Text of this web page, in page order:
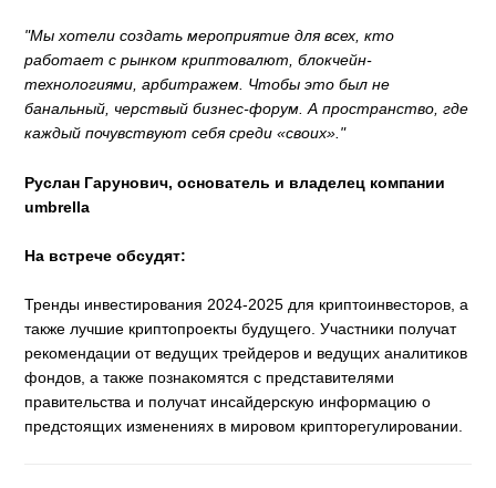
"Мы хотели создать мероприятие для всех, кто
работает с рынком криптовалют, блокчейн-
технологиями, арбитражем. Чтобы это был не
банальный, черствый бизнес-форум. А пространство, где
каждый почувствуют себя среди «своих»."
Руслан Гарунович, основатель и владелец компании
umbrella
На встрече обсудят:
Тренды инвестирования 2024-2025 для криптоинвесторов, а
также лучшие криптопроекты будущего. Участники получат
рекомендации от ведущих трейдеров и ведущих аналитиков
фондов, а также познакомятся с представителями
правительства и получат инсайдерскую информацию о
предстоящих изменениях в мировом крипторегулировании.